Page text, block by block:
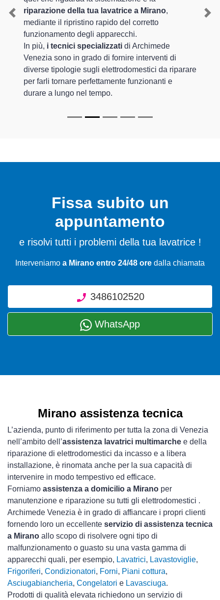
riparazione della tua lavatrice a Mirano,
mediante il ripristino rapido del corretto
funzionamento degli apparecchi.
In più, i tecnici specializzati di Archimede
Venezia sono in grado di fornire interventi di
diverse tipologie sugli elettrodomestici da riparare
per farli tornare perfettamente funzionanti e
durare a lungo nel tempo.
Previous
Fissa subito un
appuntamento
e risolvi tutti i problemi della tua lavatrice !
Interveniamo a Mirano entro 24/48 ore dalla chiamata
3486102520
WhatsApp
Mirano assistenza tecnica
L’azienda, punto di riferimento per tutta la zona di Venezia
nell’ambito dell’assistenza lavatrici multimarche e della
riparazione di elettrodomestici da incasso e a libera
installazione, è rinomata anche per la sua capacità di
intervenire in modo tempestivo ed efficace.
Forniamo assistenza a domicilio a Mirano per
manutenzione e riparazione su tutti gli elettrodomestici .
Archimede Venezia è in grado di affiancare i propri clienti
fornendo loro un eccellente servizio di assistenza tecnica
a Mirano allo scopo di risolvere ogni tipo di
malfunzionamento o guasto su una vasta gamma di
apparecchi quali, per esempio, Lavatrici, Lavastoviglie,
Frigoriferi, Condizionatori, Forni, Piani cottura,
Asciugabiancheria, Congelatori e Lavasciuga.
Prodotti di qualità elevata richiedono un servizio di